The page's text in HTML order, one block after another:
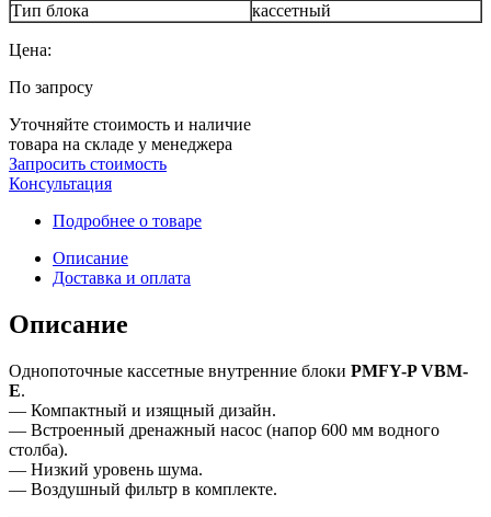
Тип блока
кассетный
Цена:
По запросу
Уточняйте стоимость и наличие
товара на складе у менеджера
Запросить стоимость
Консультация
Подробнее о товаре
Описание
Доставка и оплата
Описание
Однопоточные кассетные внутренние блоки PMFY-P VBM-
E.
— Компактный и изящный дизайн.
— Встроенный дренажный насос (напор 600 мм водного
столба).
— Низкий уровень шума.
— Воздушный фильтр в комплекте.